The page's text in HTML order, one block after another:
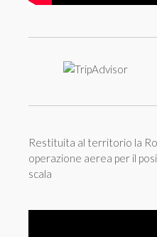
Restituita al territorio la
operazione aerea per il
scala